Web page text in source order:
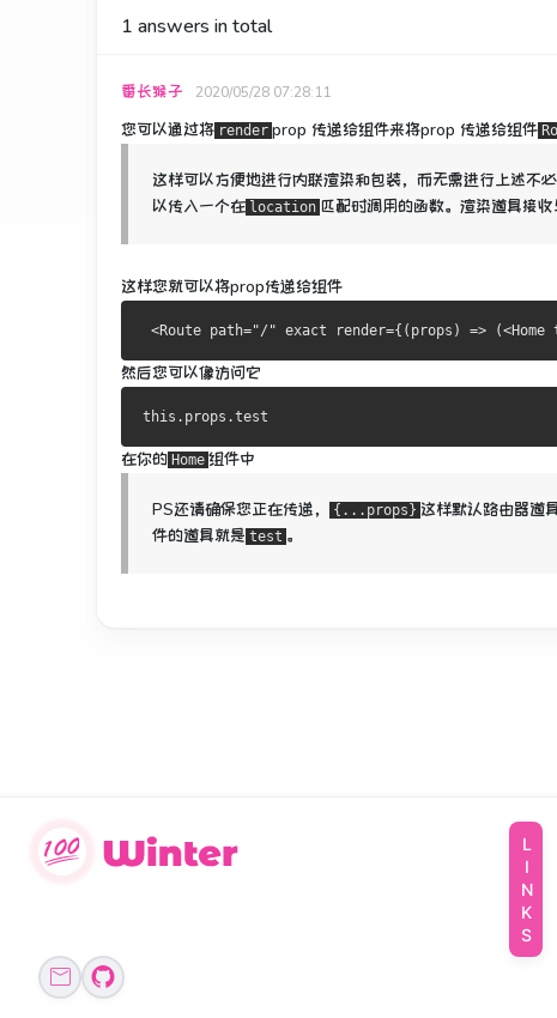
1 answers in total
番长猴子 2020/05/28 07:28:11
您可以通过将 render prop 传递给组件来将prop 传递给组件
这样可以方便地进行内联渲染和包装，而无需进行上述不
以传入一个在 location 匹配时调用的函数。 渲染道具接
这样您就可以将prop传递给组件
<Route path="/" exact render={( props ) => (<Home
然后您可以像访问它
this . props .test
在你的 Home 组件中
PS还请确保您正在传递， {...props} 这样默认路由器道
件的道具就是 test 。
LINKS